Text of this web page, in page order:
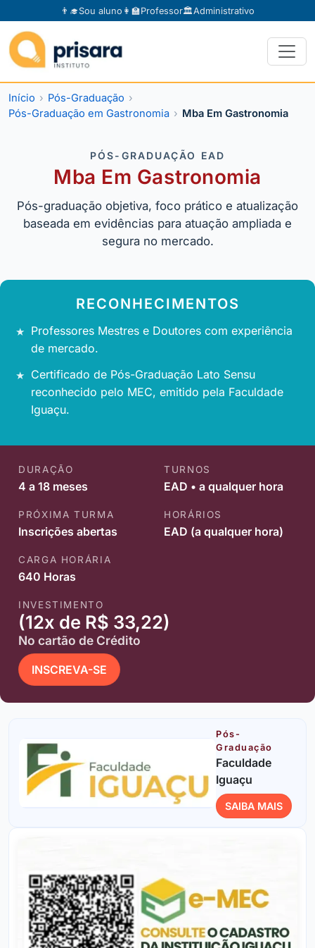
👨‍🎓Sou aluno 👩‍🏫Professor🏛️Administrativo
Início
Pós-Graduação
Pós-Graduação em Gastronomia
Mba Em Gastronomia
PÓS-GRADUAÇÃO EAD
Mba Em Gastronomia
Pós-graduação objetiva, foco prático e atualização
baseada em evidências para atuação ampliada e
segura no mercado.
RECONHECIMENTOS
Professores Mestres e Doutores com experiência
de mercado.
Certificado de Pós-Graduação Lato Sensu
reconhecido pelo MEC, emitido pela Faculdade
Iguaçu.
DURAÇÃO
4 a 18 meses
TURNOS
EAD • a qualquer hora
PRÓXIMA TURMA
Inscrições abertas
HORÁRIOS
EAD (a qualquer hora)
CARGA HORÁRIA
640 Horas
INVESTIMENTO
(12x de R$ 33,22)
No cartão de Crédito
INSCREVA-SE
Pós-
Graduação
Faculdade
Iguaçu
SAIBA MAIS